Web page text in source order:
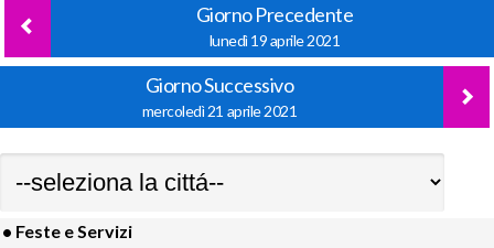
Giorno Precedente
lunedì 19 aprile 2021
Giorno Successivo
mercoledì 21 aprile 2021
• Feste e Servizi